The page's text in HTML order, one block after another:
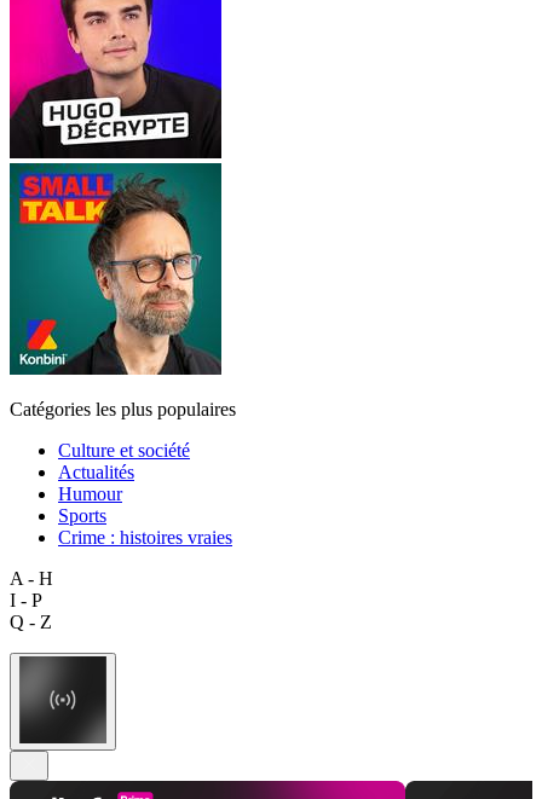
Catégories les plus populaires
Culture et société
Actualités
Humour
Sports
Crime : histoires vraies
A - H
I - P
Q - Z